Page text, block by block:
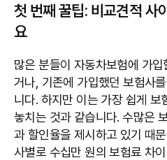
첫 번째 꿀팁: 비교견적
요
많은 분들이 자동차보험에 가
거나, 기존에 가입했던 보험사
니다. 하지만 이는 가장 쉽게 보
놓치는 것과 같습니다. 수많은
과 할인율을 제시하고 있기 때
사별로 수십만 원의 보험료 차